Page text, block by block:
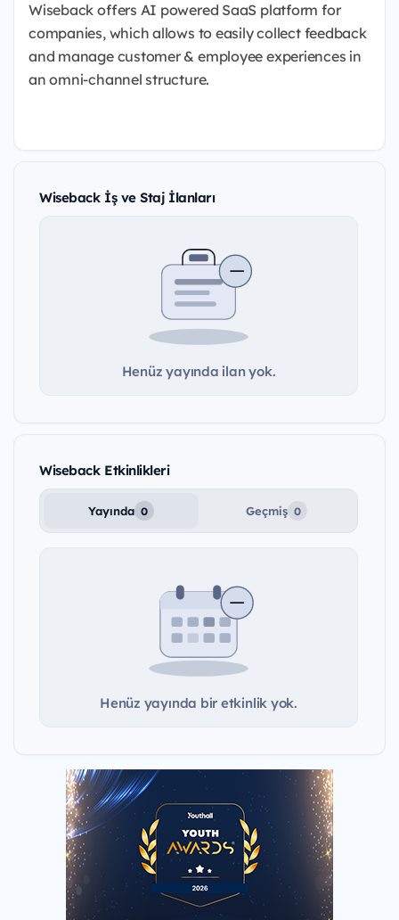
Wiseback offers AI powered SaaS platform for
companies, which allows to easily collect feedback
and manage customer & employee experiences in
an omni-channel structure.
Wiseback İş ve Staj İlanları
Henüz yayında ilan yok.
Wiseback Etkinlikleri
Yayında 0 Geçmiş 0
Henüz yayında bir etkinlik yok.